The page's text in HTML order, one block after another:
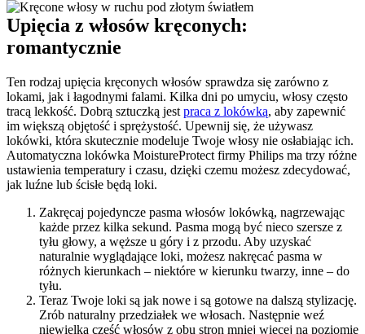
Upięcia z włosów kręconych:
romantycznie
Ten rodzaj upięcia kręconych włosów sprawdza się zarówno z
lokami, jak i łagodnymi falami. Kilka dni po umyciu, włosy często
tracą lekkość. Dobrą sztuczką jest praca z lokówką, aby zapewnić
im większą objętość i sprężystość. Upewnij się, że używasz
lokówki, która skutecznie modeluje Twoje włosy nie osłabiając ich.
Automatyczna lokówka MoistureProtect firmy Philips ma trzy różne
ustawienia temperatury i czasu, dzięki czemu możesz zdecydować,
jak luźne lub ścisłe będą loki.
Zakręcaj pojedyncze pasma włosów lokówką, nagrzewając
każde przez kilka sekund. Pasma mogą być nieco szersze z
tyłu głowy, a węższe u góry i z przodu. Aby uzyskać
naturalnie wyglądające loki, możesz nakręcać pasma w
różnych kierunkach – niektóre w kierunku twarzy, inne – do
tyłu.
Teraz Twoje loki są jak nowe i są gotowe na dalszą stylizację.
Zrób naturalny przedziałek we włosach. Następnie weź
niewielką część włosów z obu stron mniej więcej na poziomie